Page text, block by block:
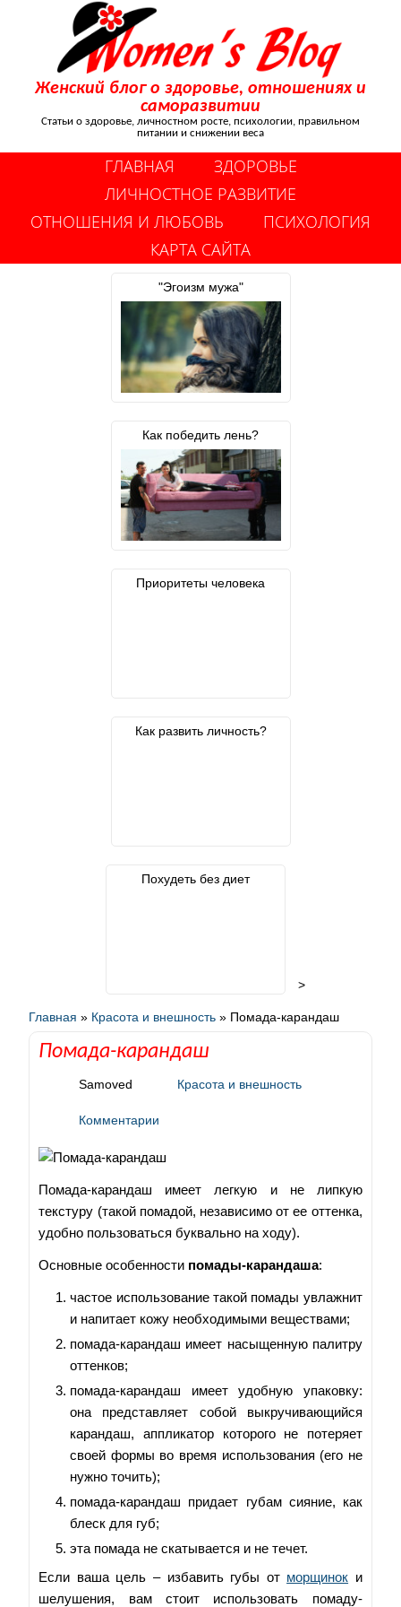
Женский блог о здоровье, отношениях и
саморазвитии
Статьи о здоровье, личностном росте, психологии, правильном
питании и снижении веса
ГЛАВНАЯ
ЗДОРОВЬЕ
ЛИЧНОСТНОЕ РАЗВИТИЕ
ОТНОШЕНИЯ И ЛЮБОВЬ
ПСИХОЛОГИЯ
КАРТА САЙТА
"Эгоизм мужа"
Как победить лень?
Приоритеты человека
Как развить личность?
Похудеть без диет
>
Главная » Красота и внешность » Помада-карандаш
Помада-карандаш
Samoved Красота и внешность
Комментарии
Помада-карандаш имеет легкую и не липкую
текстуру (такой помадой, независимо от ее оттенка,
удобно пользоваться буквально на ходу).
Основные особенности помады-карандаша:
частое использование такой помады увлажнит
и напитает кожу необходимыми веществами;
помада-карандаш имеет насыщенную палитру
оттенков;
помада-карандаш имеет удобную упаковку:
она представляет собой выкручивающийся
карандаш, аппликатор которого не потеряет
своей формы во время использования (его не
нужно точить);
помада-карандаш придает губам сияние, как
блеск для губ;
эта помада не скатывается и не течет.
Если ваша цель – избавить губы от морщинок и
шелушения, вам стоит использовать помаду-